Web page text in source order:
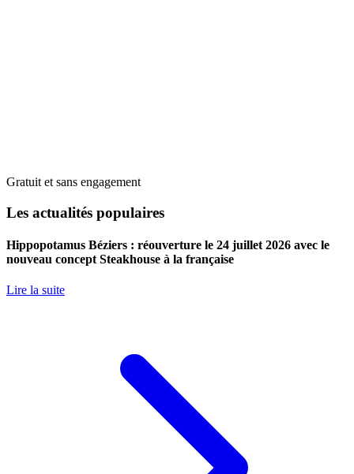
Gratuit et sans engagement
Les actualités populaires
Hippopotamus Béziers : réouverture le 24 juillet 2026 avec le
nouveau concept Steakhouse à la française
Lire la suite